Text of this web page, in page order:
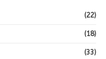
(22)
(18)
(33)